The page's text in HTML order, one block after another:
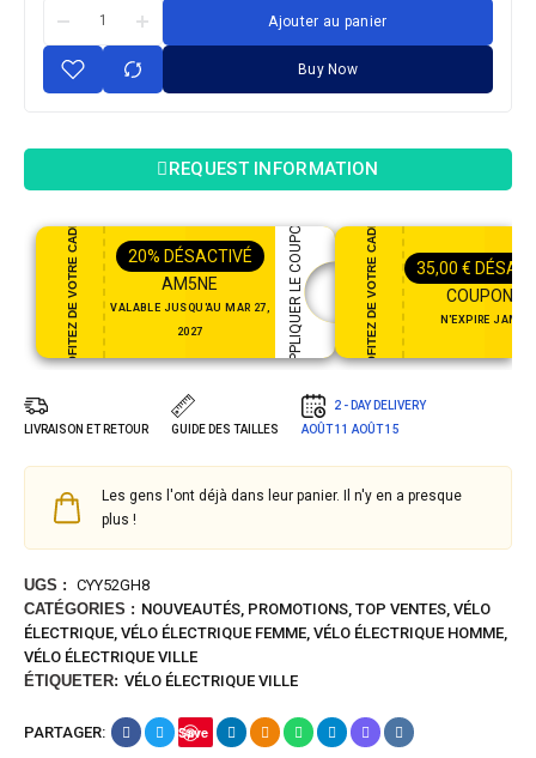
Ajouter au panier
Buy Now
REQUEST INFORMATION
PROFITEZ DE VOTRE CADEAU 20% DÉSACTIVÉ
AM5NE
VALABLE JUSQU'AU MAR 27,
2027
APPLIQUER LE COUPON PROFITEZ DE VOTRE CADEAU 35,00 €
COUPON35
N'EXPIRE
LIVRAISON ET RETOUR GUIDE DES TAILLES
2 - DAY DELIVERY
AOÛT 11 AOÛT 15
Les gens l'ont déjà dans leur panier. Il n'y en a presque
plus !
UGS : CYY52GH8
CATÉGORIES : NOUVEAUTÉS, PROMOTIONS, TOP VENTES, VÉLO
ÉLECTRIQUE, VÉLO ÉLECTRIQUE FEMME, VÉLO ÉLECTRIQUE HOMME,
VÉLO ÉLECTRIQUE VILLE
ÉTIQUETER: VÉLO ÉLECTRIQUE VILLE
PARTAGER: Save